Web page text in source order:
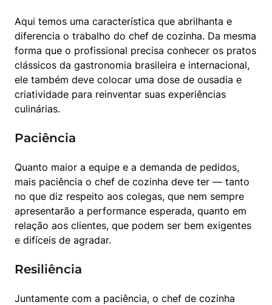
Aqui temos uma característica que abrilhanta e
diferencia o trabalho do chef de cozinha. Da mesma
forma que o profissional precisa conhecer os pratos
clássicos da gastronomia brasileira e internacional,
ele também deve colocar uma dose de ousadia e
criatividade para reinventar suas experiências
culinárias.
Paciência
Quanto maior a equipe e a demanda de pedidos,
mais paciência o chef de cozinha deve ter — tanto
no que diz respeito aos colegas, que nem sempre
apresentarão a performance esperada, quanto em
relação aos clientes, que podem ser bem exigentes
e difíceis de agradar.
Resiliência
Juntamente com a paciência, o chef de cozinha